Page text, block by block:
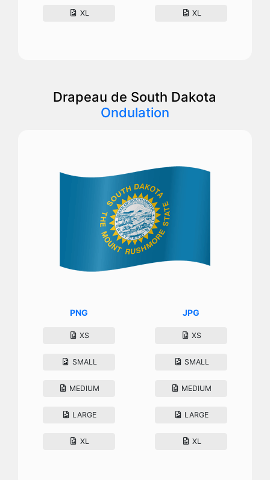
XL XL
Drapeau de South Dakota
Ondulation
PNG
XS
SMALL
MEDIUM
LARGE
XL
JPG
XS
SMALL
MEDIUM
LARGE
XL